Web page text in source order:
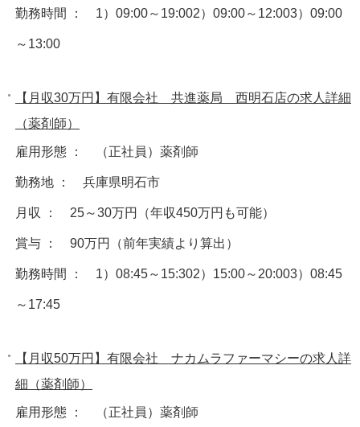
勤務時間 ： 1）09:00～19:002）09:00～12:003）09:00
～13:00
【月収30万円】有限会社 共進薬局 西明石店の求人詳細
（薬剤師）
雇用形態 ： （正社員）薬剤師
勤務地 ： 兵庫県明石市
月収 ： 25～30万円（年収450万円も可能）
賞与 ： 90万円（前年実績より算出）
勤務時間 ： 1）08:45～15:302）15:00～20:003）08:45
～17:45
【月収50万円】有限会社 ナカムラファーマシーの求人詳
細（薬剤師）
雇用形態 ： （正社員）薬剤師